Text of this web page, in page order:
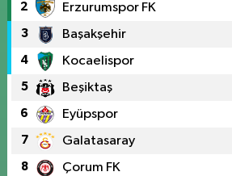
2 Erzurumspor FK
3 Başakşehir
4 Kocaelispor
5 Beşiktaş
6 Eyüpspor
7 Galatasaray
8 Çorum FK